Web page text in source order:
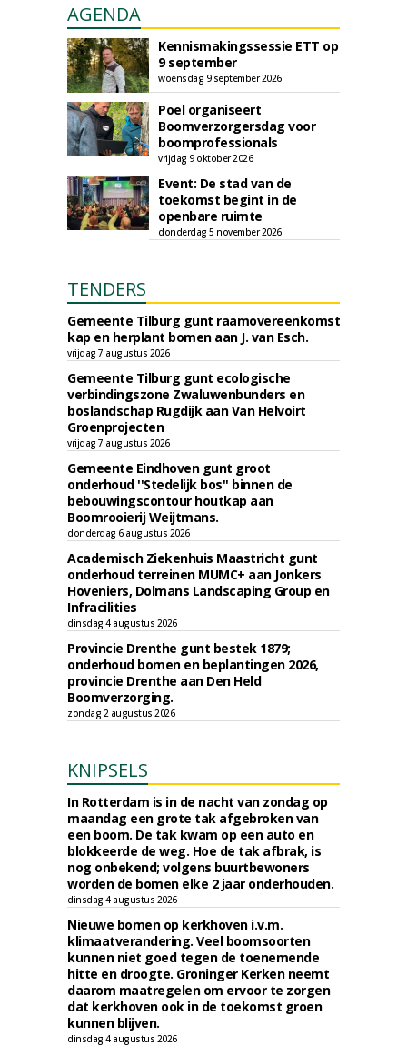
AGENDA
Kennismakingssessie ETT op
9 september
woensdag 9 september 2026
Poel organiseert
Boomverzorgersdag voor
boomprofessionals
vrijdag 9 oktober 2026
Event: De stad van de
toekomst begint in de
openbare ruimte
donderdag 5 november 2026
TENDERS
Gemeente Tilburg gunt raamovereenkomst
kap en herplant bomen aan J. van Esch.
vrijdag 7 augustus 2026
Gemeente Tilburg gunt ecologische
verbindingszone Zwaluwenbunders en
boslandschap Rugdijk aan Van Helvoirt
Groenprojecten
vrijdag 7 augustus 2026
Gemeente Eindhoven gunt groot
onderhoud ''Stedelijk bos'' binnen de
bebouwingscontour houtkap aan
Boomrooierij Weijtmans.
donderdag 6 augustus 2026
Academisch Ziekenhuis Maastricht gunt
onderhoud terreinen MUMC+ aan Jonkers
Hoveniers, Dolmans Landscaping Group en
Infracilities
dinsdag 4 augustus 2026
Provincie Drenthe gunt bestek 1879;
onderhoud bomen en beplantingen 2026,
provincie Drenthe aan Den Held
Boomverzorging.
zondag 2 augustus 2026
KNIPSELS
In Rotterdam is in de nacht van zondag op
maandag een grote tak afgebroken van
een boom. De tak kwam op een auto en
blokkeerde de weg. Hoe de tak afbrak, is
nog onbekend; volgens buurtbewoners
worden de bomen elke 2 jaar onderhouden.
dinsdag 4 augustus 2026
Nieuwe bomen op kerkhoven i.v.m.
klimaatverandering. Veel boomsoorten
kunnen niet goed tegen de toenemende
hitte en droogte. Groninger Kerken neemt
daarom maatregelen om ervoor te zorgen
dat kerkhoven ook in de toekomst groen
kunnen blijven.
dinsdag 4 augustus 2026